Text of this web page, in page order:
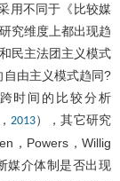
用不同于《比较媒
究维度上都出现趋
民主法团主义模式
由主义模式趋同?
时间的比较分析
2013），其它研究
，Powers，Willig
媒介体制是否出现